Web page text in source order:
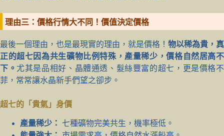
理由三：價格行情大不同！價值決定價格
最後一個理由，也是最現實的理由，就是價格！ 物以稀為貴，真
正的超七因為共生礦物比例特殊，產量稀少，價格自然居高不
下。 尤其是品相好、晶體通透、髮絲豐富的超七，更是價格不
菲，常常讓水晶新手們望之卻步。
超七的「貴氣」身價
產量稀少： 七種礦物完美共生，機率極低。